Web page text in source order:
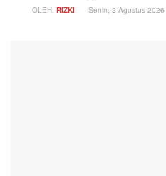
OLEH: RIZKI Senin, 3 Agustus